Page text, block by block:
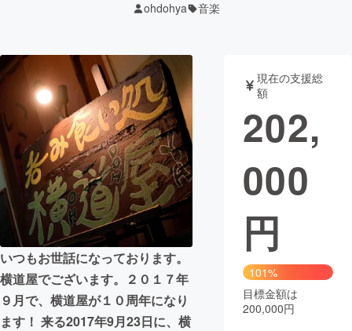
テクノロジー・ガジェット
映像・映画 書籍・雑誌
ビジネス・起業 チャレンジ
まちづくり・地域活性化
CAMPFIRE for Social Good
CAMPFIRE Creation
CAMPFIREふるさと納税 machi-ya コミュニティ
ohdohya 音楽
いつもお世話になっております。
横道屋でございます。２０１７年
９月で、横道屋が１０周年になり
ます！ 来る2017年9月23日に、横
現在の支援総
額
202,
000
円
101%
目標金額は
200,000円